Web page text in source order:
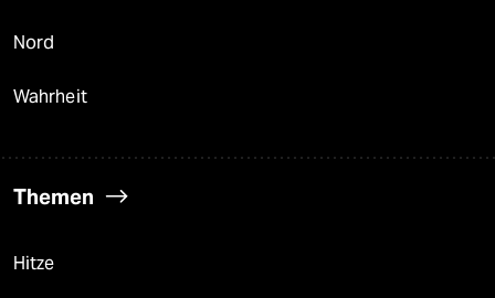
Nord
Wahrheit
Themen
Hitze